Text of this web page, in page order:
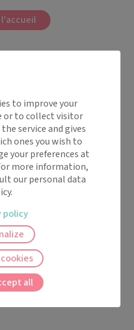
to improve your
or to collect visitor
service and gives
ones you wish to
your preferences at
more information,
our personal data
all
policy